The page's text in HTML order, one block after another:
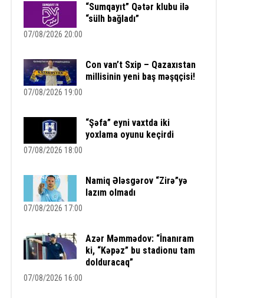
“Sumqayıt” Qətər klubu ilə
“sülh bağladı”
07/08/2026 20:00
Con van’t Sxip – Qazaxıstan
millisinin yeni baş məşqçisi!
07/08/2026 19:00
“Şəfa” eyni vaxtda iki
yoxlama oyunu keçirdi
07/08/2026 18:00
Namiq Ələsgərov “Zirə”yə
lazım olmadı
07/08/2026 17:00
Azər Məmmədov: “İnanıram
ki, “Kəpəz” bu stadionu tam
dolduracaq”
07/08/2026 16:00